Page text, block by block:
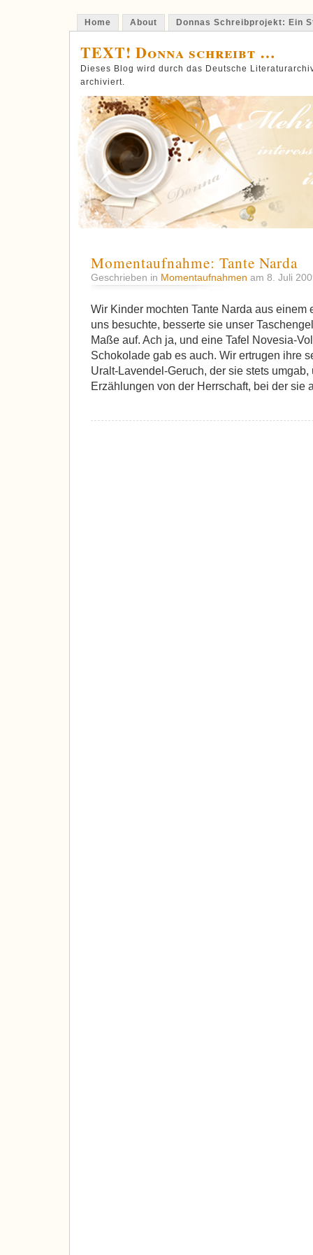
Home About Donnas Schreibprojekt: Ein
TEXT! Donna schreibt …
Dieses Blog wird durch das Deutsche
archiviert.
Momentaufnahme: Tante Narda
Geschrieben in Momentaufnahmen am 8. Juli
Wir Kinder mochten Tante Narda aus einem
uns besuchte, besserte sie unser
Maße auf. Ach ja, und eine Tafel Novesia-
Schokolade gab es auch. Wir ertrugen ihre
Uralt-Lavendel-Geruch, der sie stets
Erzählungen von der Herrschaft, bei der sie